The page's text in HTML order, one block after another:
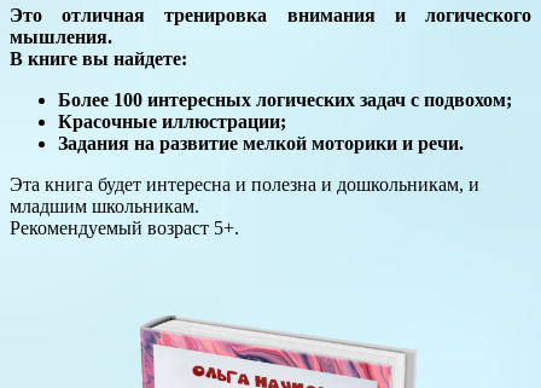
Это отличная тренировка внимания и логического
мышления.
В книге вы найдете:
Более 100 интересных логических задач с подвохом;
Красочные иллюстрации;
Задания на развитие мелкой моторики и речи.
Эта книга будет интересна и полезна и дошкольникам, и
младшим школьникам.
Рекомендуемый возраст 5+.